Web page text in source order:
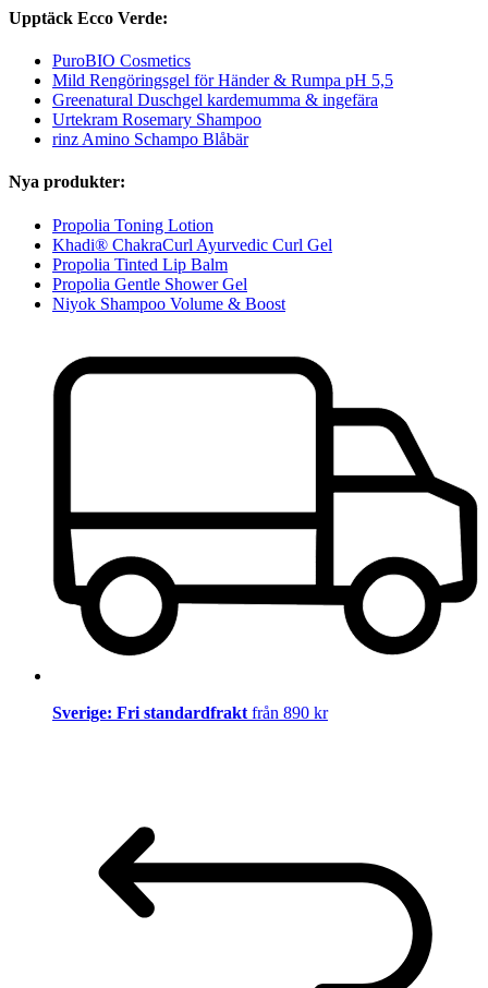
Upptäck Ecco Verde:
PuroBIO Cosmetics
Mild Rengöringsgel för Händer & Rumpa pH 5,5
Greenatural Duschgel kardemumma & ingefära
Urtekram Rosemary Shampoo
rinz Amino Schampo Blåbär
Nya produkter:
Propolia Toning Lotion
Khadi® ChakraCurl Ayurvedic Curl Gel
Propolia Tinted Lip Balm
Propolia Gentle Shower Gel
Niyok Shampoo Volume & Boost
Sverige: Fri standardfrakt från 890 kr